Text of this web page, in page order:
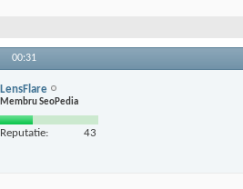
00:31
LensFlare
Membru SeoPedia
Reputatie: 43